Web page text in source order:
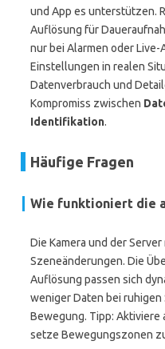
und App es unterstützen.
Auflösung für
nur bei Alarmen oder
Einstellungen in realen
Datenverbrauch und
Kompromiss zwischen
Identifikation.
Häufige Fragen
Wie funktioniert die
Die Kamera und der
Szeneänderungen. Die
Auflösung passen sich
weniger Daten bei ruhigen
Bewegung. Tipp: Aktiviere
setze Bewegungszonen